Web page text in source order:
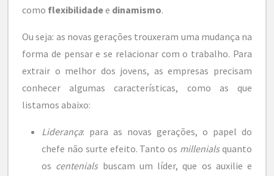
como flexibilidadee dinamismo.
Ou seja: as novas gerações trouxeram uma mudança na
forma de pensar e se relacionar com o trabalho. Para
extrair o melhor dos jovens, as empresas precisam
conhecer algumas características, como as que
listamos abaixo:
Liderança: para as novas gerações, o papel do
chefe não surte efeito. Tanto os millenialsquanto
os centenialsbuscam um líder, que os auxilie e